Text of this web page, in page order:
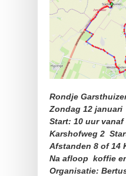
Rondje
Zondag 12 januari
Start: 10 uur
Karshofweg 2
Afstanden 8 of 14
Na afloop koffie
Organisatie: